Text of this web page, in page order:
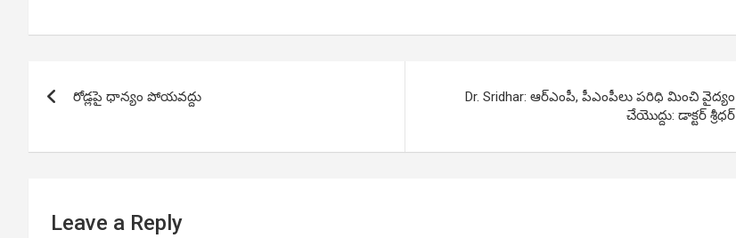
navigation
రోడ్లపై ధాన్యం పోయవద్దు
Dr. Sridhar: ఆర్ఎంపీ, పీఎంపీలు పరిధి మించి వైద్యం
చేయొద్దు: డాక్టర్ శ్రీధర్
Leave a Reply